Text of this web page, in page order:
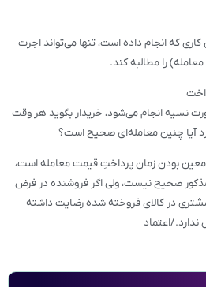
که انجام داده است، تنها می‌تواند اجرت
را مطالبه کند.
صورت نسیه انجام می‌شود، خریدار بگوید هر وقت
آیا چنین معامله‌ای صحیح است؟
بودن زمان پرداختِ قیمت معامله است،
صحیح نیست، ولی اگر فروشنده در فرض
در کالای فروخته شده رضایت داشته
اعتماد